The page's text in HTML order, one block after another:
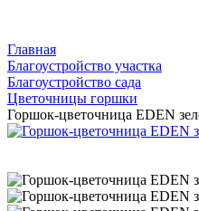
Главная
Благоустройство участка
Благоустройство сада
Цветочницы горшки
Горшок-цветочница EDEN